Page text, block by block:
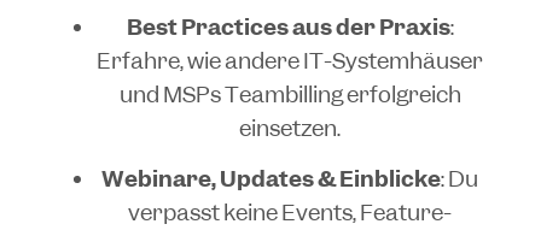
Best Practices aus der Praxis:
Erfahre, wie andere IT-Systemhäuser
und MSPs Teambilling erfolgreich
einsetzen.
Webinare, Updates & Einblicke: Du
verpasst keine Events, Feature-